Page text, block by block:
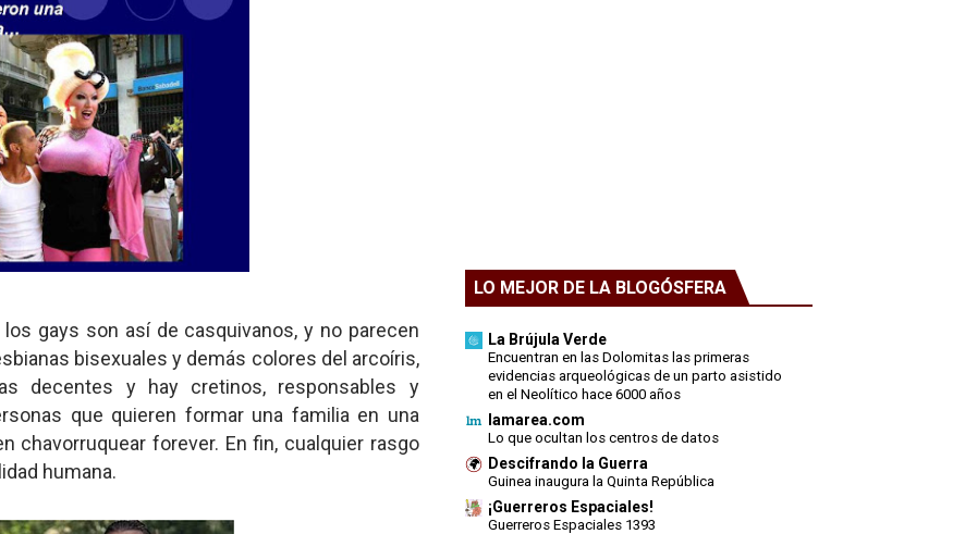
gays son así de casquivanos, y no parecen
bisexuales y demás colores del arcoíris,
decentes y hay cretinos, responsables y
que quieren formar una familia en una
chavorruquear forever. En fin, cualquier rasgo
humana.
LO MEJOR DE LA BLOGÓSFERA
La Brújula Verde
Encuentran en las Dolomitas las primeras
evidencias arqueológicas de un parto asistido
en el Neolítico hace 6000 años
lamarea.com
Lo que ocultan los centros de datos
Descifrando la Guerra
Guinea inaugura la Quinta República
¡Guerreros Espaciales!
Guerreros Espaciales 1393